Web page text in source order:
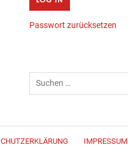
Passwort zurücksetzen
IMPRESSUM